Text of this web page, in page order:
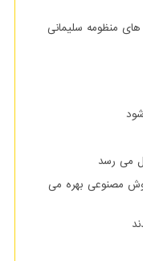
پرتاب های منظومه سلیمانی
می رسد
مصنوعی بهره می